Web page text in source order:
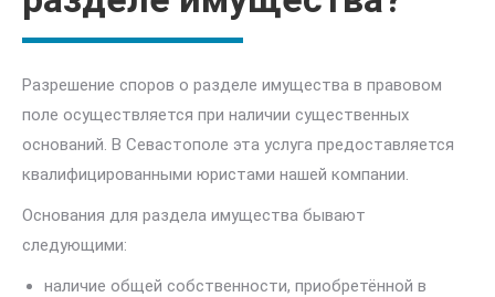
Разрешение споров о разделе имущества в правовом
поле осуществляется при наличии существенных
оснований. В Севастополе эта услуга предоставляется
квалифицированными юристами нашей компании.
Основания для раздела имущества бывают
следующими:
наличие общей собственности, приобретённой в